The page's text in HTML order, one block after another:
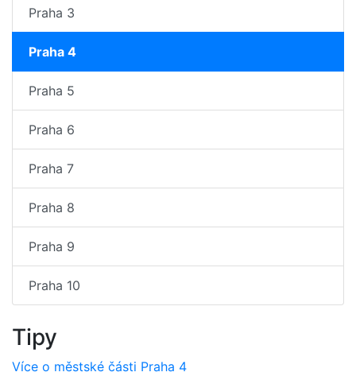
Praha 3
Praha 4
Praha 5
Praha 6
Praha 7
Praha 8
Praha 9
Praha 10
Tipy
Více o městské části Praha 4